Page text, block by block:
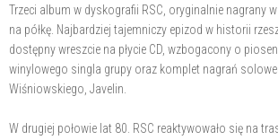
Trzeci album w dyskografii RSC, oryginalnie nagrany
na półkę. Najbardziej tajemniczy epizod w historii
dostępny wreszcie na płycie CD, wzbogacony o
winylowego singla grupy oraz komplet nagrań
Wiśniowskiego, Javelin.
W drugiej połowie lat 80. RSC reaktywowało się na